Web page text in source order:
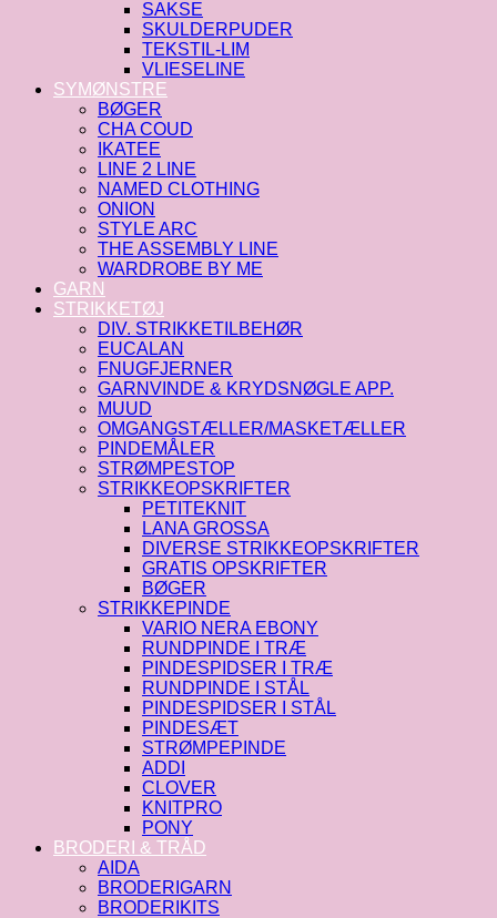
SAKSE
SKULDERPUDER
TEKSTIL-LIM
VLIESELINE
SYMØNSTRE
BØGER
CHA COUD
IKATEE
LINE 2 LINE
NAMED CLOTHING
ONION
STYLE ARC
THE ASSEMBLY LINE
WARDROBE BY ME
GARN
STRIKKETØJ
DIV. STRIKKETILBEHØR
EUCALAN
FNUGFJERNER
GARNVINDE & KRYDSNØGLE APP.
MUUD
OMGANGSTÆLLER/MASKETÆLLER
PINDEMÅLER
STRØMPESTOP
STRIKKEOPSKRIFTER
PETITEKNIT
LANA GROSSA
DIVERSE STRIKKEOPSKRIFTER
GRATIS OPSKRIFTER
BØGER
STRIKKEPINDE
VARIO NERA EBONY
RUNDPINDE I TRÆ
PINDESPIDSER I TRÆ
RUNDPINDE I STÅL
PINDESPIDSER I STÅL
PINDESÆT
STRØMPEPINDE
ADDI
CLOVER
KNITPRO
PONY
BRODERI & TRÅD
AIDA
BRODERIGARN
BRODERIKITS